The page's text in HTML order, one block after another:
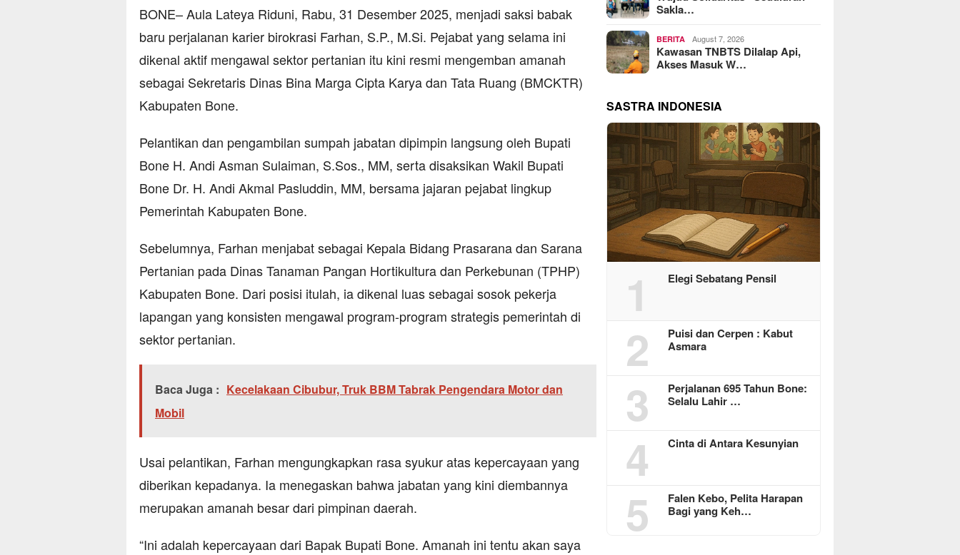
BONE– Aula Lateya Riduni, Rabu, 31 Desember 2025, menjadi saksi babak
baru perjalanan karier birokrasi Farhan, S.P., M.Si. Pejabat yang selama ini
dikenal aktif mengawal sektor pertanian itu kini resmi mengemban amanah
sebagai Sekretaris Dinas Bina Marga Cipta Karya dan Tata Ruang (BMCKTR)
Kabupaten Bone.
Pelantikan dan pengambilan sumpah jabatan dipimpin langsung oleh Bupati
Bone H. Andi Asman Sulaiman, S.Sos., MM, serta disaksikan Wakil Bupati
Bone Dr. H. Andi Akmal Pasluddin, MM, bersama jajaran pejabat lingkup
Pemerintah Kabupaten Bone.
Sebelumnya, Farhan menjabat sebagai Kepala Bidang Prasarana dan Sarana
Pertanian pada Dinas Tanaman Pangan Hortikultura dan Perkebunan (TPHP)
Kabupaten Bone. Dari posisi itulah, ia dikenal luas sebagai sosok pekerja
lapangan yang konsisten mengawal program-program strategis pemerintah di
sektor pertanian.
Baca Juga : Kecelakaan Cibubur, Truk BBM Tabrak Pengendara Motor dan
Mobil
Usai pelantikan, Farhan mengungkapkan rasa syukur atas kepercayaan yang
diberikan kepadanya. Ia menegaskan bahwa jabatan yang kini diembannya
merupakan amanah besar dari pimpinan daerah.
“Ini adalah kepercayaan dari Bapak Bupati Bone. Amanah ini tentu akan saya
Sakla…
BERITA August 7, 2026
Kawasan TNBTS Dilalap Api,
Akses Masuk W…
SASTRA INDONESIA
1 Elegi Sebatang Pensil
2
Puisi dan Cerpen : Kabut
Asmara
3
Perjalanan 695 Tahun Bone:
Selalu Lahir …
4 Cinta di Antara Kesunyian
5
Falen Kebo, Pelita Harapan
Bagi yang Keh…